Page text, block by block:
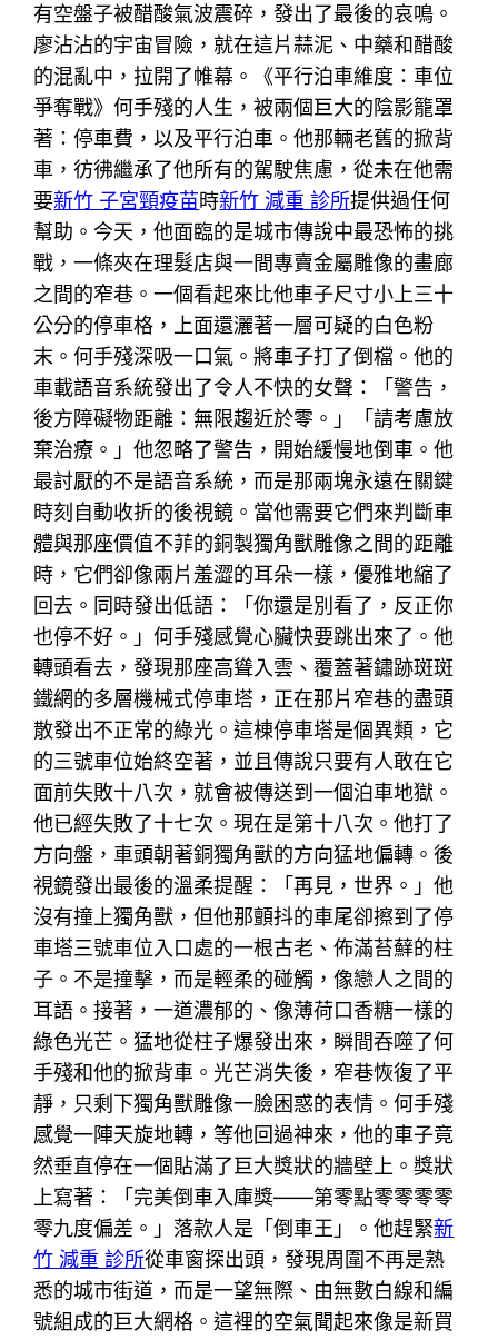
有空盤子被醋酸氣波震碎，發出了最後的哀鳴。
廖沾沾的宇宙冒險，就在這片蒜泥、中藥和醋酸
的混亂中，拉開了帷幕。《平行泊車維度：車位
爭奪戰》何手殘的人生，被兩個巨大的陰影籠罩
著：停車費，以及平行泊車。他那輛老舊的掀背
車，彷彿繼承了他所有的駕駛焦慮，從未在他需
要新竹 子宮頸疫苗時新竹 減重 診所提供過任何
幫助。今天，他面臨的是城市傳說中最恐怖的挑
戰，一條夾在理髮店與一間專賣金屬雕像的畫廊
之間的窄巷。一個看起來比他車子尺寸小上三十
公分的停車格，上面還灑著一層可疑的白色粉
末。何手殘深吸一口氣。將車子打了倒檔。他的
車載語音系統發出了令人不快的女聲：「警告，
後方障礙物距離：無限趨近於零。」「請考慮放
棄治療。」他忽略了警告，開始緩慢地倒車。他
最討厭的不是語音系統，而是那兩塊永遠在關鍵
時刻自動收折的後視鏡。當他需要它們來判斷車
體與那座價值不菲的銅製獨角獸雕像之間的距離
時，它們卻像兩片羞澀的耳朵一樣，優雅地縮了
回去。同時發出低語：「你還是別看了，反正你
也停不好。」何手殘感覺心臟快要跳出來了。他
轉頭看去，發現那座高聳入雲、覆蓋著鏽跡斑斑
鐵網的多層機械式停車塔，正在那片窄巷的盡頭
散發出不正常的綠光。這棟停車塔是個異類，它
的三號車位始終空著，並且傳說只要有人敢在它
面前失敗十八次，就會被傳送到一個泊車地獄。
他已經失敗了十七次。現在是第十八次。他打了
方向盤，車頭朝著銅獨角獸的方向猛地偏轉。後
視鏡發出最後的溫柔提醒：「再見，世界。」他
沒有撞上獨角獸，但他那顫抖的車尾卻擦到了停
車塔三號車位入口處的一根古老、佈滿苔蘚的柱
子。不是撞擊，而是輕柔的碰觸，像戀人之間的
耳語。接著，一道濃郁的、像薄荷口香糖一樣的
綠色光芒。猛地從柱子爆發出來，瞬間吞噬了何
手殘和他的掀背車。光芒消失後，窄巷恢復了平
靜，只剩下獨角獸雕像一臉困惑的表情。何手殘
感覺一陣天旋地轉，等他回過神來，他的車子竟
然垂直停在一個貼滿了巨大獎狀的牆壁上。獎狀
上寫著：「完美倒車入庫獎——第零點零零零零
零九度偏差。」落款人是「倒車王」。他趕緊新
竹 減重 診所從車窗探出頭，發現周圍不再是熟
悉的城市街道，而是一望無際、由無數白線和編
號組成的巨大網格。這裡的空氣聞起來像是新買